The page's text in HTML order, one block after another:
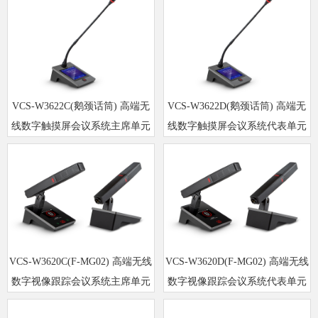
VCS-W3622C(鹅颈话筒) 高端无
线数字触摸屏会议系统主席单元
VCS-W3622D(鹅颈话筒) 高端无
线数字触摸屏会议系统代表单元
VCS-W3620C(F-MG02) 高端无线
数字视像跟踪会议系统主席单元
VCS-W3620D(F-MG02) 高端无线
数字视像跟踪会议系统代表单元